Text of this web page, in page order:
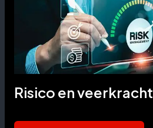
Risico en veerkracht